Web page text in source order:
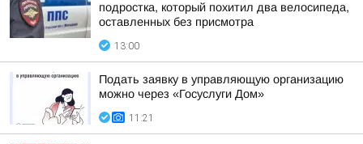
подростка, который похитил два велосипеда,
оставленных без присмотра
13:00
Подать заявку в управляющую организацию
можно через «Госуслуги Дом»
11:21